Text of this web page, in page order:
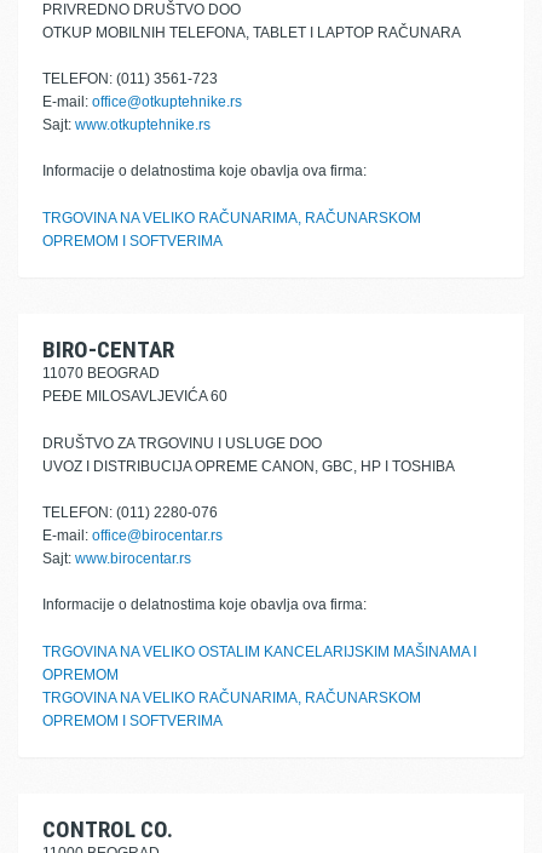
PRIVREDNO DRUŠTVO DOO
OTKUP MOBILNIH TELEFONA, TABLET I LAPTOP RAČUNARA
TELEFON: (011) 3561-723
E-mail: office@otkuptehnike.rs
Sajt: www.otkuptehnike.rs
Informacije o delatnostima koje obavlja ova firma:
TRGOVINA NA VELIKO RAČUNARIMA, RAČUNARSKOM
OPREMOM I SOFTVERIMA
BIRO-CENTAR
11070 BEOGRAD
PEĐE MILOSAVLJEVIĆA 60
DRUŠTVO ZA TRGOVINU I USLUGE DOO
UVOZ I DISTRIBUCIJA OPREME CANON, GBC, HP I TOSHIBA
TELEFON: (011) 2280-076
E-mail: office@birocentar.rs
Sajt: www.birocentar.rs
Informacije o delatnostima koje obavlja ova firma:
TRGOVINA NA VELIKO OSTALIM KANCELARIJSKIM MAŠINAMA I
OPREMOM
TRGOVINA NA VELIKO RAČUNARIMA, RAČUNARSKOM
OPREMOM I SOFTVERIMA
CONTROL CO.